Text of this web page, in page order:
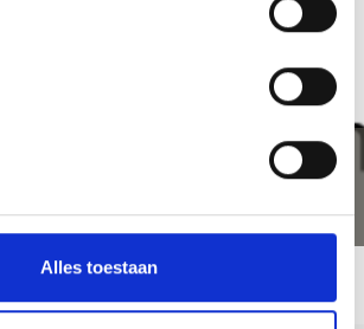
Alles toestaan